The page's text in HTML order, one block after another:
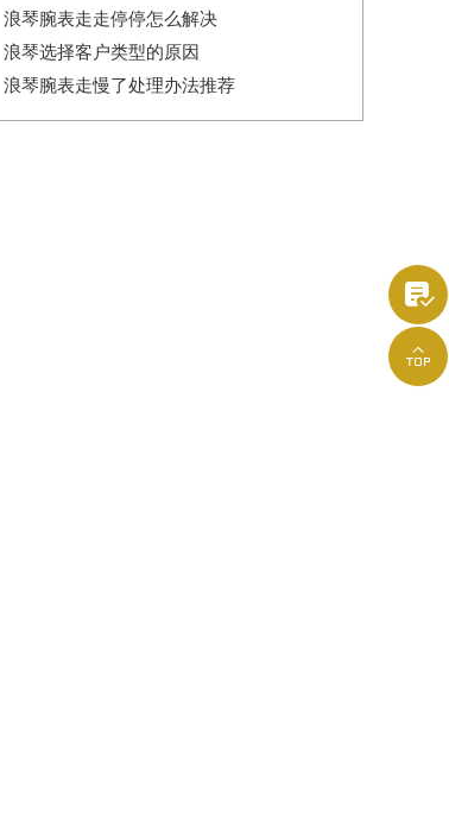
浪琴腕表走走停停怎么解决
浪琴选择客户类型的原因
浪琴腕表走慢了处理办法推荐

